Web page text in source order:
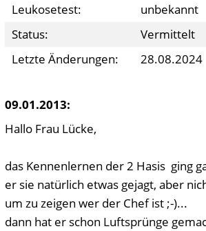
Leukosetest:
unbekannt
Status:
Vermittelt
Letzte Änderungen:
28.08.2024
09.01.2013:
Hallo Frau Lücke,
das Kennenlernen der 2 Hasis ging
er sie natürlich etwas gejagt, aber
um zu zeigen wer der Chef ist ;-)...
dann hat er schon Luftsprünge